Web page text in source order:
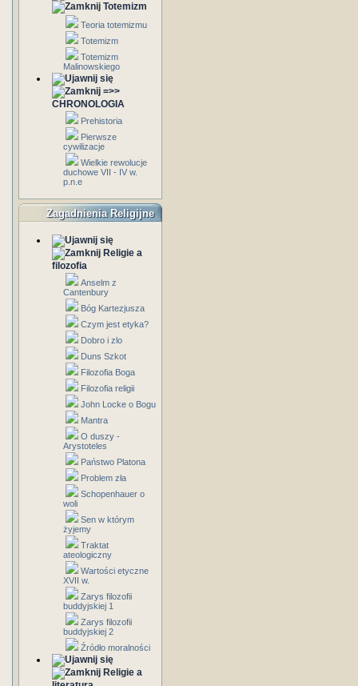
Totemizm
Teoria totemizmu
Totemizm
Totemizm
Malinowskiego
=>>
CHRONOLOGIA
Prehistoria
Pierwsze
cywilizacje
Wielkie rewolucje
duchowe VII - IV w.
p.n.e
Zagadnienia Religijne
Religie a
filozofia
Anselm z
Cantenbury
Bóg Kartezjusza
Czym jest etyka?
Dobro i zlo
Duns Szkot
Filozofia Boga
Filozofia religii
John Locke o Bogu
Mantra
O duszy -
Arystoteles
Państwo Platona
Problem zła
Schopenhauer o
woli
Sen w którym
żyjemy
Traktat
ateologiczny
Wartości etyczne
XVII w.
Zarys filozofii
buddyjskiej 1
Zarys filozofii
buddyjskiej 2
Źródło moralności
Religie a